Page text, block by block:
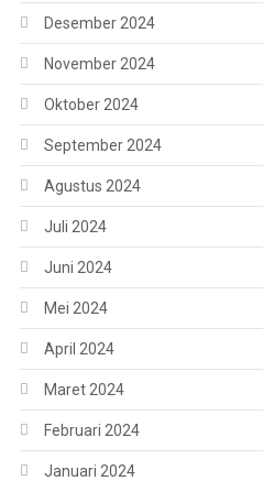
Desember 2024
November 2024
Oktober 2024
September 2024
Agustus 2024
Juli 2024
Juni 2024
Mei 2024
April 2024
Maret 2024
Februari 2024
Januari 2024